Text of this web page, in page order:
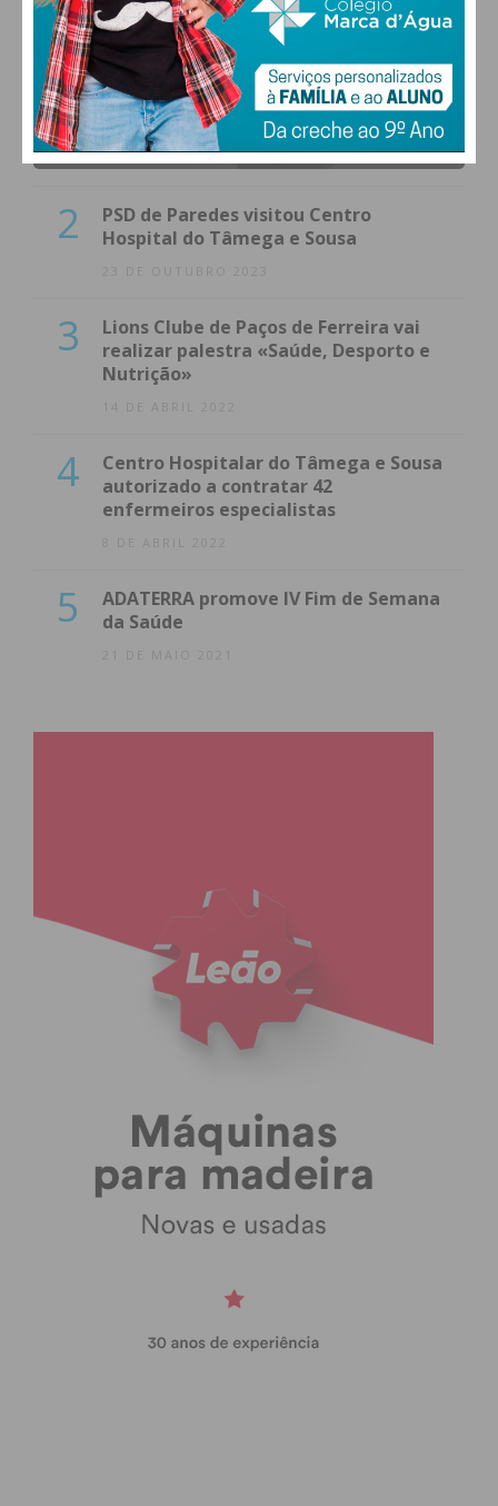
1
(VÍDEO) Carlos Alberto Silva vê
Unidade Local de Saúde como uma
oportunidade
23 DE NOVEMBRO 2023
2
PSD de Paredes visitou Centro
Hospital do Tâmega e Sousa
23 DE OUTUBRO 2023
3
Lions Clube de Paços de Ferreira vai
realizar palestra «Saúde, Desporto e
Nutrição»
14 DE ABRIL 2022
4
Centro Hospitalar do Tâmega e Sousa
autorizado a contratar 42
enfermeiros especialistas
8 DE ABRIL 2022
5
ADATERRA promove IV Fim de Semana
da Saúde
21 DE MAIO 2021